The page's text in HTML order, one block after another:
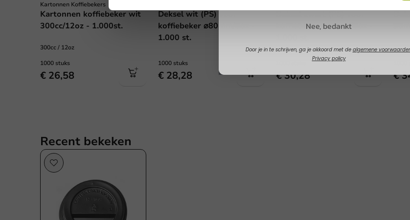
Kartonnen Koffiebekers
Kartonnen koffiebeker wit
300cc/12oz - 1.000st.
300cc / 12oz
1000 stuks
€ 26,58
Deksel wit (PS) voor
koffiebeker ⌀80mm/8oz -
1.000 st.
1000 stuks
€ 28,28
koffiebeker ⌀80mm/8oz -
€ 30,28 €
Recent bekeken
Nee, bedankt
Door je in te schrijven, ga je akkoord met de algemene
Privacy policy